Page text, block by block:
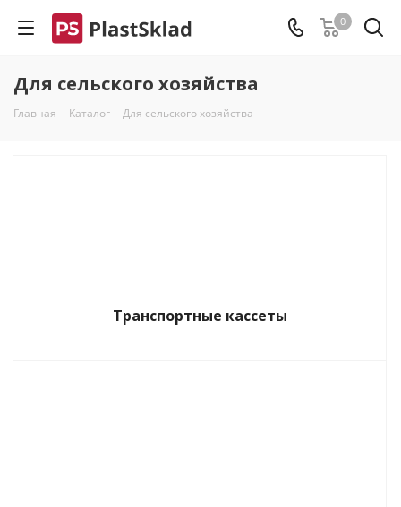
0
Для сельского хозяйства
Главная - Каталог - Для сельского хозяйства
Транспортные кассеты